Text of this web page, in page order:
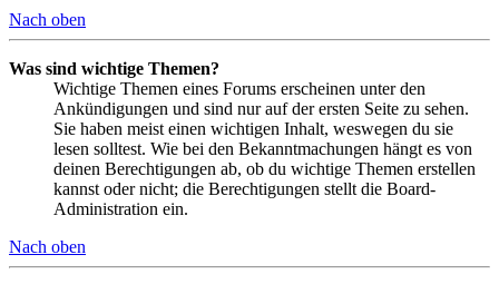
Nach oben
Was sind wichtige Themen?
Wichtige Themen eines Forums erscheinen unter den
Ankündigungen und sind nur auf der ersten Seite zu sehen.
Sie haben meist einen wichtigen Inhalt, weswegen du sie
lesen solltest. Wie bei den Bekanntmachungen hängt es von
deinen Berechtigungen ab, ob du wichtige Themen erstellen
kannst oder nicht; die Berechtigungen stellt die Board-
Administration ein.
Nach oben